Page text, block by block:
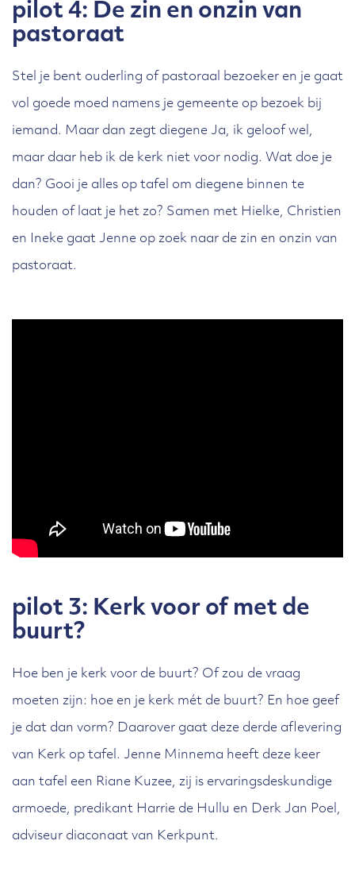
pilot 4: De zin en onzin van
pastoraat
Stel je bent ouderling of pastoraal bezoeker en je gaat
vol goede moed namens je gemeente op bezoek bij
iemand. Maar dan zegt diegene Ja, ik geloof wel,
maar daar heb ik de kerk niet voor nodig. Wat doe je
dan? Gooi je alles op tafel om diegene binnen te
houden of laat je het zo? Samen met Hielke, Christien
en Ineke gaat Jenne op zoek naar de zin en onzin van
pastoraat.
pilot 3: Kerk voor of met de
buurt?
Hoe ben je kerk voor de buurt? Of zou de vraag
moeten zijn: hoe en je kerk mét de buurt? En hoe geef
je dat dan vorm? Daarover gaat deze derde aflevering
van Kerk op tafel. Jenne Minnema heeft deze keer
aan tafel een Riane Kuzee, zij is ervaringsdeskundige
armoede, predikant Harrie de Hullu en Derk Jan Poel,
adviseur diaconaat van Kerkpunt.